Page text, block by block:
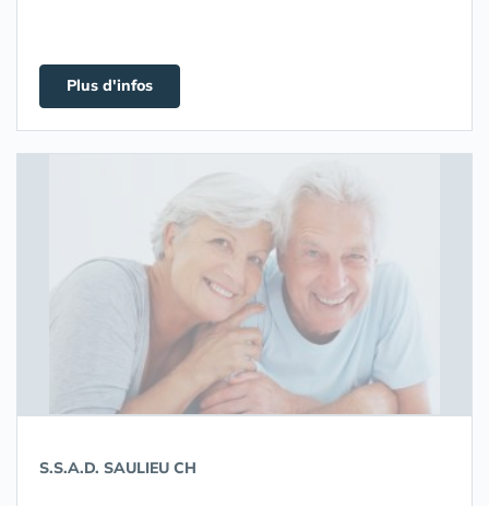
Plus d'infos
S.S.A.D. SAULIEU CH